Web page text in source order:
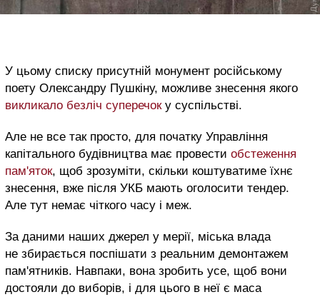
У цьому списку присутній монумент російському
поету Олександру Пушкіну, можливе знесення якого
викликало безліч суперечоку суспільстві.
Але не все так просто, для початку Управління
капітального будівництва має провести обстеження
пам'яток, щоб зрозуміти, скільки коштуватиме їхнє
знесення, вже після УКБ мають оголосити тендер.
Але тут немає чіткого часу і меж.
За даними наших джерел у мерії, міська влада
не збирається поспішати з реальним демонтажем
пам'ятників. Навпаки, вона зробить усе, щоб вони
достояли до виборів, і для цього в неї є маса